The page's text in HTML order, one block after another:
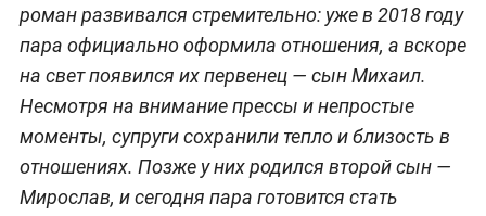
роман развивался стремительно: уже в 2018 году
пара официально оформила отношения, а вскоре
на свет появился их первенец — сын Михаил.
Несмотря на внимание прессы и непростые
моменты, супруги сохранили тепло и близость в
отношениях. Позже у них родился второй сын —
Мирослав, и сегодня пара готовится стать